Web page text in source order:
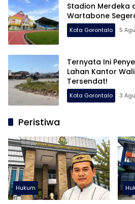
Stadion Merdeka
Wartabone
Kota Gorontalo 5
Ternyata Ini
Lahan Kantor
Tersendat!
Kota Gorontalo 3
Peristiwa
Hukum